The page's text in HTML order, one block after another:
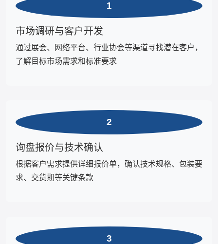
1
市场调研与客户开发
通过展会、网络平台、行业协会等渠道寻找潜在客户，
了解目标市场需求和标准要求
2
询盘报价与技术确认
根据客户需求提供详细报价单，确认技术规格、包装要
求、交货期等关键条款
3